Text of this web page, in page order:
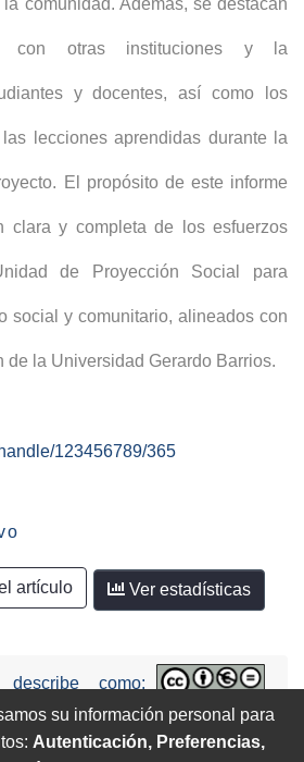
comunidad. Además, se destacan
con otras instituciones y la
y docentes, así como los
lecciones aprendidas durante la
El propósito de este informe
clara y completa de los esfuerzos
de Proyección Social para
social y comunitario, alineados con
de la Universidad Gerardo Barrios.
123456789/365
artículo Ver estadísticas
como:
NoDerivs
BY-NC-ND 3.0 US).
su información personal para
Autenticación, Preferencias,